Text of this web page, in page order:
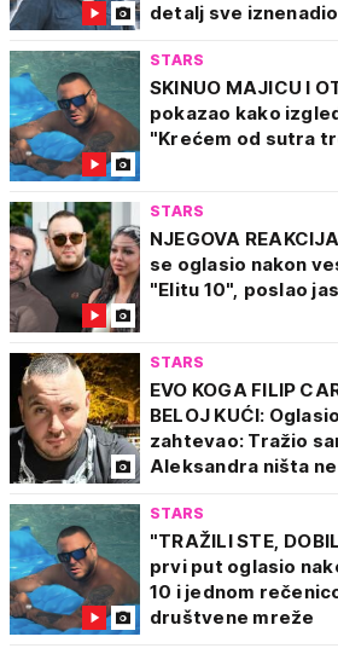
detalj sve
STARS
SKINUO MAJICU I
pokazao kako
"Krećem od sutra
STARS
NJEGOVA
se oglasio nakon
"Elitu 10", poslao
STARS
EVO KOGA FILIP
BELOJ KUĆI:
zahtevao: Tražio
Aleksandra ništa
STARS
"TRAŽILI STE,
prvi put oglasio
10 i jednom
društvene mreže